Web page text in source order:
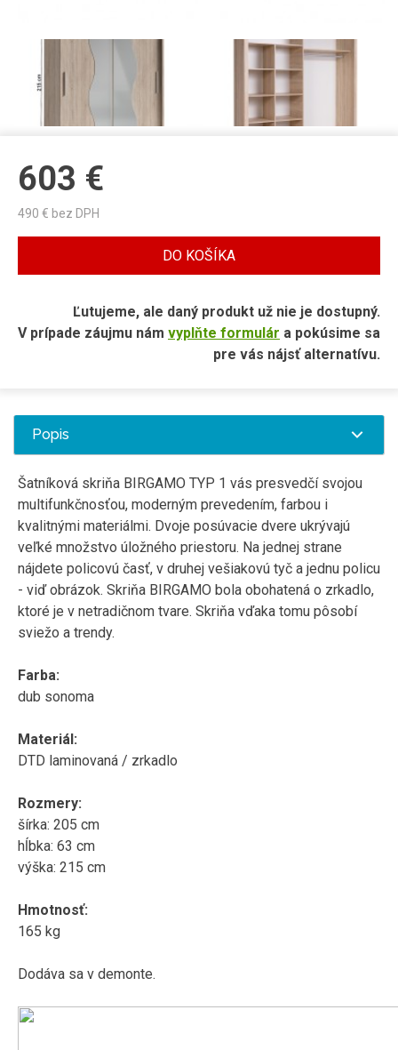
603 €
490 € bez DPH
DO KOŠÍKA
Ľutujeme, ale daný produkt už nie je dostupný.
V prípade záujmu nám vyplňte formulár a pokúsime sa
pre vás nájsť alternatívu.
Popis
Šatníková skriňa BIRGAMO TYP 1 vás presvedčí svojou
multifunkčnosťou, moderným prevedením, farbou i
kvalitnými materiálmi. Dvoje posúvacie dvere ukrývajú
veľké množstvo úložného priestoru. Na jednej strane
nájdete policovú časť, v druhej vešiakovú tyč a jednu policu
- viď obrázok. Skriňa BIRGAMO bola obohatená o zrkadlo,
ktoré je v netradičnom tvare. Skriňa vďaka tomu pôsobí
sviežo a trendy.
Farba:
dub sonoma
Materiál:
DTD laminovaná / zrkadlo
Rozmery:
šírka: 205 cm
hĺbka: 63 cm
výška: 215 cm
Hmotnosť:
165 kg
Dodáva sa v demonte.